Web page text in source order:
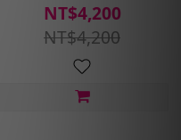
NT$4,200
NT$4,200